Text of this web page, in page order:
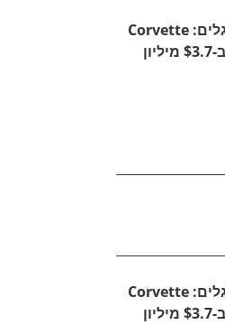
היסטוריה על הגלגלים: Corvette
היסטוריה על הגלגלים: Corvette